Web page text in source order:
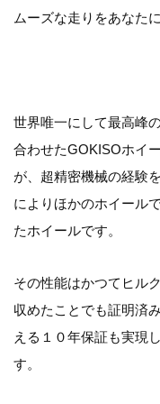
ムーズな走りをあなた
世界唯一にして最高峰
合わせたGOKISOホイ
が、超精密機械の経験
によりほかのホイール
たホイールです。
その性能はかつてヒル
収めたことでも証明済
える１０年保証も実現
す。